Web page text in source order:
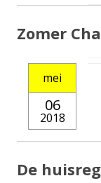
Zomer
mei
06
2018
De